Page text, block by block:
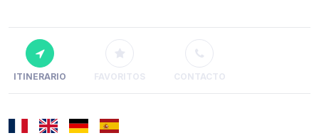
ITINERARIO FAVORITOS CONTACTO